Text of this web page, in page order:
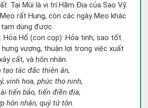
Tại Mùi là vị trí Hãm Địa của Sao Vỹ.
rất Hung, còn các ngày Mẹo khác
dùng được.
Hỏa Hổ (con cọp): Hỏa tinh, sao tốt.
vượng, thuận lợi trong việc xuất
cất, và hôn nhân.
tạo tác đắc thiên ân,
vinh hoa, phúc thọ ninh,
tiến bảo, tiến điền địa,
hôn nhân, quý tử tôn.